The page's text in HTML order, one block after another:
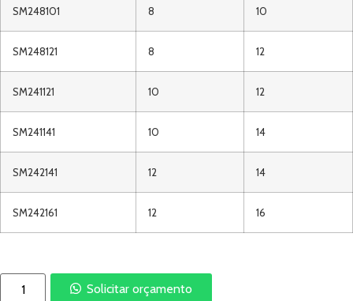
SM248101 8 10
SM248121 8 12
SM241121 10 12
SM241141 10 14
SM242141 12 14
SM242161 12 16
Solicitar orçamento